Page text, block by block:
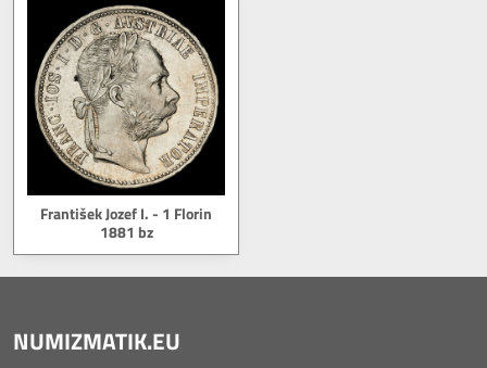
František Jozef I. - 1 Florin
1881 bz
NUMIZMATIK.EU